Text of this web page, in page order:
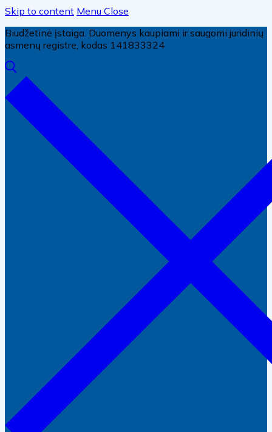
Skip to content Menu Close
Biudžetinė įstaiga. Duomenys kaupiami ir saugomi juridinių
asmenų registre, kodas 141833324